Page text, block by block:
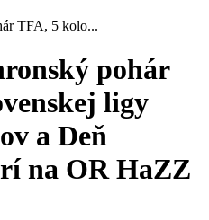
TFA, 5 kolo...
pohár
ligy
a Deň
na OR HaZZ